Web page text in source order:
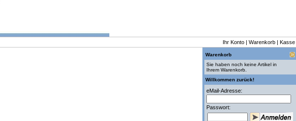
Ihr Konto | Warenkorb | Kasse
Warenkorb
Sie haben noch keine Artikel in
Ihrem Warenkorb.
Willkommen zurück!
eMail-Adresse:
Passwort: